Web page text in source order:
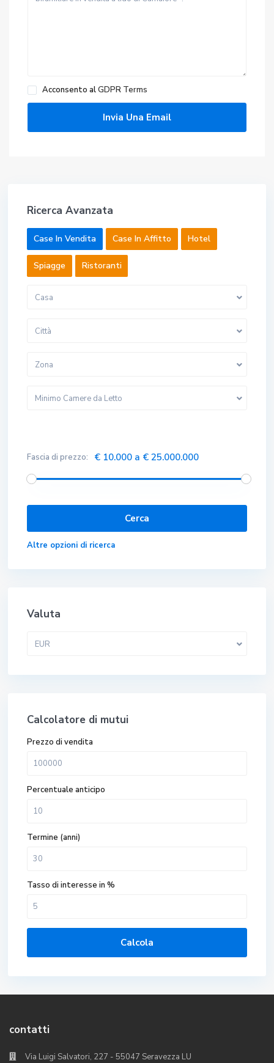
Acconsento alGDPR Terms
Ricerca Avanzata
Case In Vendita Case In Affitto Hotel
Spiagge Ristoranti
Casa
Città
Zona
Minimo Camere da Letto
Fascia di prezzo: € 10.000 a € 25.000.000
Altre opzioni di ricerca
Valuta
EUR
Calcolatore di mutui
Prezzo di vendita
Percentuale anticipo
Termine (anni)
Tasso di interesse in %
Calcola
contatti
Via Luigi Salvatori, 227 - 55047 Seravezza LU